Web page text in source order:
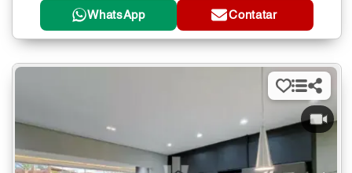
WhatsApp Contatar